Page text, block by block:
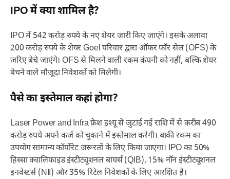
IPO में क्या शामिल है?
IPO में 542 करोड़ रुपये के नए शेयर जारी किए जाएंगे। इसके अलावा
200 करोड़ रुपये के शेयर Goel परिवार द्वारा ऑफर फॉर सेल (OFS) के
जरिए बेचे जाएंगे। OFS से मिलने वाली रकम कंपनी को नहीं, बल्कि शेयर
बेचने वाले मौजूदा निवेशकों को मिलेगी।
पैसे का इस्तेमाल कहां होगा?
Laser Power and Infra फ्रेश इश्यू से जुटाई गई राशि में से करीब 490
करोड़ रुपये अपने कर्ज को चुकाने में इस्तेमाल करेगी। बाकी रकम का
उपयोग सामान्य कॉर्पोरेट जरूरतों के लिए किया जाएगा। IPO का 50%
हिस्सा क्वालिफाइड इंस्टीट्यूशनल बायर्स (QIB), 15% नॉन इंस्टीट्यूशनल
इनवेस्टर्स (NII) और 35% रिटेल निवेशकों के लिए आरक्षित है।